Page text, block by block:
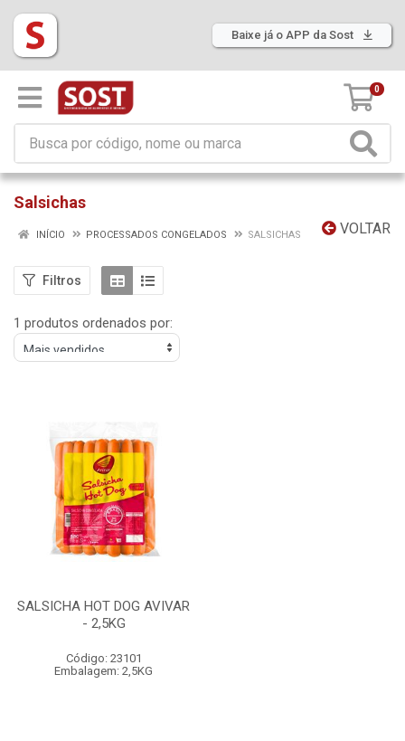
Baixe já o APP da Sost
0
Salsichas
VOLTAR
INÍCIO PROCESSADOS CONGELADOS SALSICHAS
Filtros
1 produtos ordenados por:
SALSICHA HOT DOG AVIVAR
- 2,5KG
Código: 23101
Embalagem: 2,5KG